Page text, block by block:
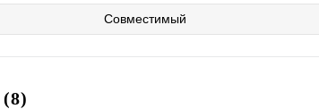
Совместимый